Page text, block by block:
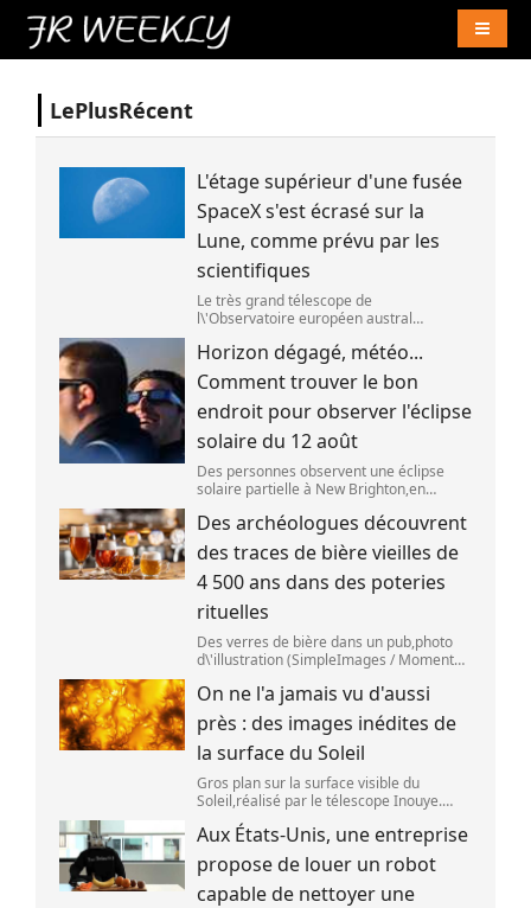
LePlusRécent
L'étage supérieur d'une fusée
SpaceX s'est écrasé sur la
Lune, comme prévu par les
scientifiques
Le très grand télescope de
l\'Observatoire européen austral
que l\'étage supérieur d\'une fusée de
SpaceX s\'est bien écrasé sur la Lune,le 5
aoû
Horizon dégagé, météo...
Comment trouver le bon
endroit pour observer l'éclipse
solaire du 12 août
Des personnes observent une éclipse
solaire partielle à New Brighton,en
(SANKA VIDANAGAMA )
Des archéologues découvrent
des traces de bière vieilles de
4 500 ans dans des poteries
rituelles
Des verres de bière dans un pub,photo
d\'illustration (SimpleImages / Moment
alcoolisée du monde. Les premières
traces de bière ont été retrouvées ch
On ne l'a jamais vu d'aussi
près : des images inédites de
la surface du Soleil
Gros plan sur la surface visible du
Soleil,réalisé par le télescope Inouye.
(NSF/NSO/AURA/MPS) Certains se
préparent peut-être à photographier le
mieux possible l\'éclipse solaire,prévue le
1
Aux États-Unis, une entreprise
propose de louer un robot
capable de nettoyer une